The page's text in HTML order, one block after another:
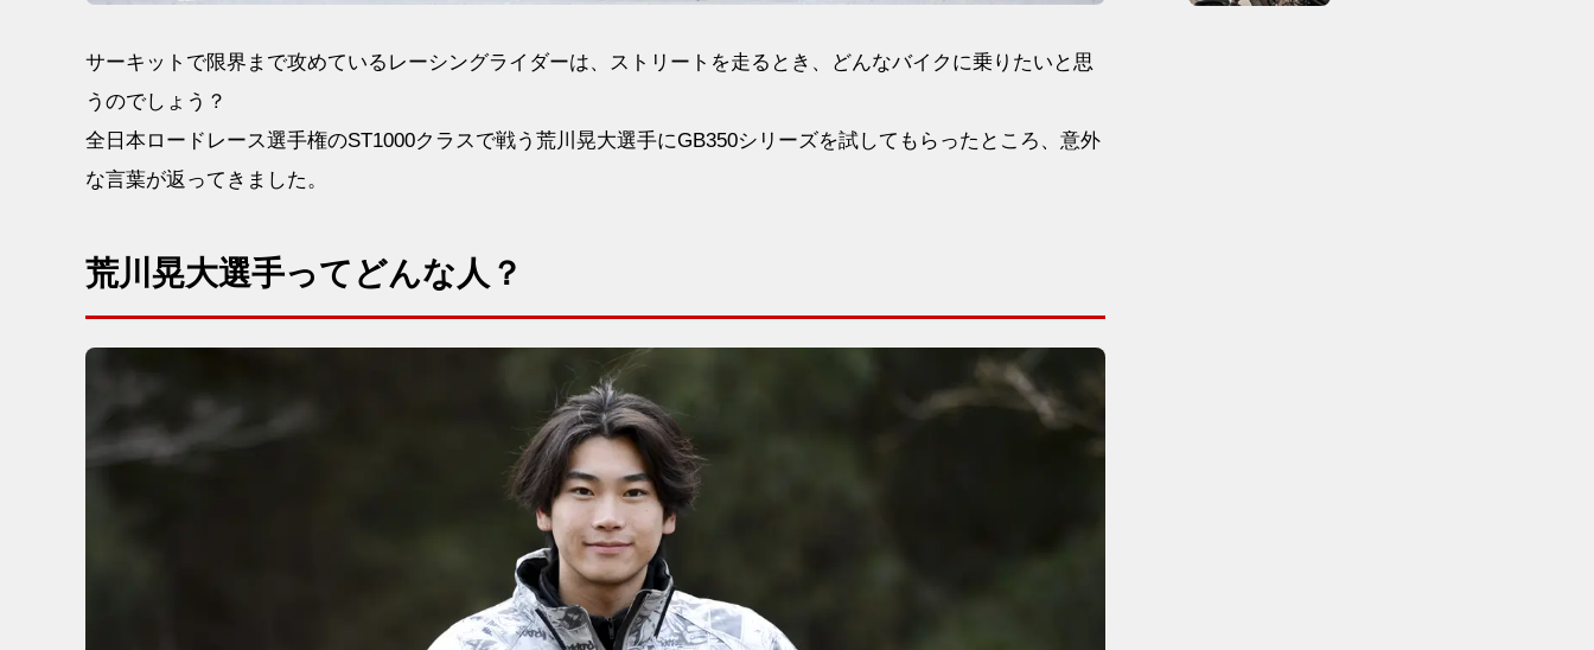
サーキットで限界まで攻めているレーシングライダーは、ストリートを走るとき、どんなバイクに乗りたいと思
うのでしょう？
全日本ロードレース選手権のST1000クラスで戦う荒川晃大選手にGB350シリーズを試してもらったところ、意外
な言葉が返ってきました。
荒川晃大選手ってどんな人？